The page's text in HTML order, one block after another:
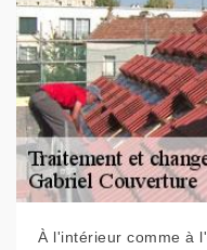
À l'intérieur comme à